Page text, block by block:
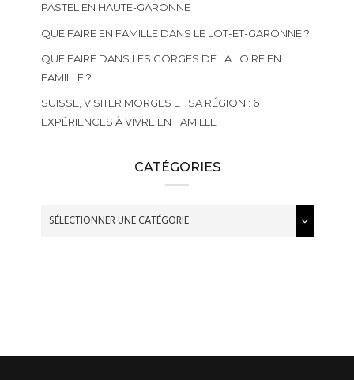
PASTEL EN HAUTE-GARONNE
QUE FAIRE EN FAMILLE DANS LE LOT-ET-GARONNE ?
QUE FAIRE DANS LES GORGES DE LA LOIRE EN
FAMILLE ?
SUISSE, VISITER MORGES ET SA RÉGION : 6
EXPÉRIENCES À VIVRE EN FAMILLE
CATÉGORIES